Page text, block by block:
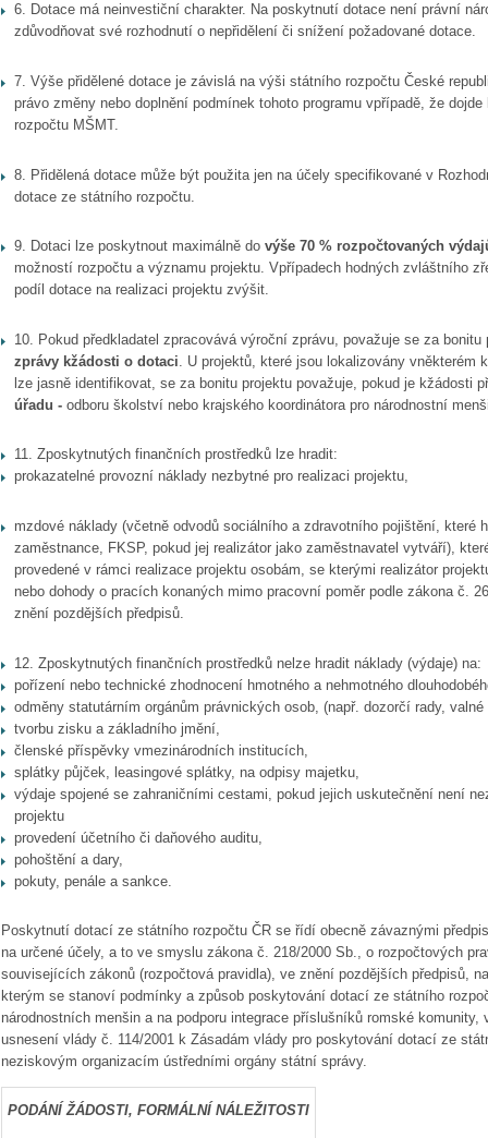
6. Dotace má neinvestiční charakter. Na poskytnutí dotace není právní
zdůvodňovat své rozhodnutí o nepřidělení či snížení požadované dotace.
7. Výše přidělené dotace je závislá na výši státního rozpočtu České
právo změny nebo doplnění podmínek tohoto programu vpřípadě, že
rozpočtu MŠMT.
8. Přidělená dotace může být použita jen na účely specifikované v
dotace ze státního rozpočtu.
9. Dotaci lze poskytnout maximálně dovýše 70 % rozpočtovaných
možností rozpočtu a významu projektu. Vpřípadech hodných zvláštního
podíl dotace na realizaci projektu zvýšit.
10. Pokud předkladatel zpracovává výroční zprávu, považuje se za
zprávy kžádosti o dotaci . U projektů, které jsou lokalizovány
lze jasně identifikovat, se za bonitu projektu považuje, pokud je kžádosti
úřadu - odboru školství nebo krajského koordinátora pro národnostní
11. Zposkytnutých finančních prostředků lze hradit:
prokazatelné provozní náklady nezbytné pro realizaci projektu,
mzdové náklady (včetně odvodů sociálního a zdravotního pojištění, které
zaměstnance, FKSP, pokud jej realizátor jako zaměstnavatel vytváří),
provedené v rámci realizace projektu osobám, se kterými realizátor
nebo dohody o pracích konaných mimo pracovní poměr podle zákona č.
znění pozdějších předpisů.
12. Zposkytnutých finančních prostředků nelze hradit náklady (výdaje) na:
pořízení nebo technické zhodnocení hmotného a nehmotného
odměny statutárním orgánům právnických osob, (např. dozorčí rady, valné
tvorbu zisku a základního jmění,
členské příspěvky vmezinárodních institucích,
splátky půjček, leasingové splátky, na odpisy majetku,
výdaje spojené se zahraničními cestami, pokud jejich uskutečnění není
projektu
provedení účetního či daňového auditu,
pohoštění a dary,
pokuty, penále a sankce.
Poskytnutí dotací ze státního rozpočtu ČR se řídí obecně závaznými
na určené účely, a to ve smyslu zákona č. 218/2000 Sb., o rozpočtových
souvisejících zákonů (rozpočtová pravidla), ve znění pozdějších předpisů,
kterým se stanoví podmínky a způsob poskytování dotací ze státního
národnostních menšin a na podporu integrace příslušníků romské
usnesení vlády č. 114/2001 k Zásadám vlády pro poskytování dotací ze
neziskovým organizacím ústředními orgány státní správy.
PODÁNÍ ŽÁDOSTI, FORMÁLNÍ NÁLEŽITOSTI